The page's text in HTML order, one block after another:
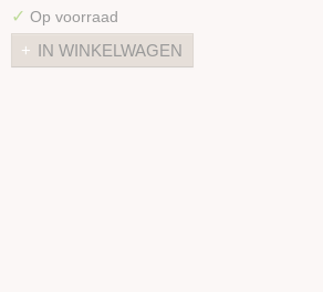
✓ Op voorraad
IN WINKELWAGEN